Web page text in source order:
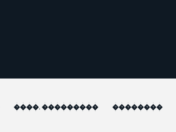
����. ��������� ��������